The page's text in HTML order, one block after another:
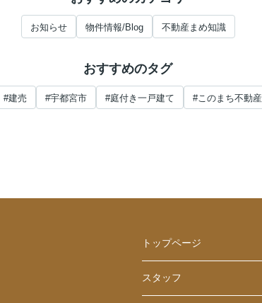
お知らせ 物件情報/Blog 不動産まめ知識
おすすめのタグ
#建売 #宇都宮市 #庭付き一戸建て #このまち不動産
トップページ
スタッフ